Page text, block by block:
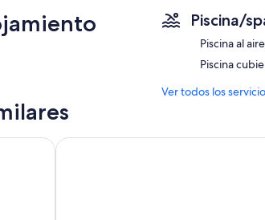
Características de la
Todas las
insonorizadas y
Además, otros de
Servicios de
Piscina/
Piscina al
Piscina
Ver todos los
Lagoon Lodge